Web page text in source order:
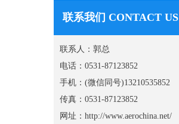
联系我们 CONTACT US
联系人：郭总
电话：0531-87123852
手机：(微信同号)13210535852
传真：0531-87123852
网址：http://www.aerochina.net/